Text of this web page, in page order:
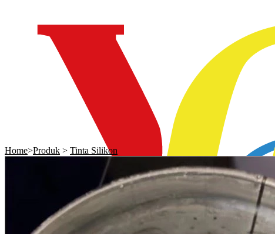
Home>Produk > Tinta Silikon